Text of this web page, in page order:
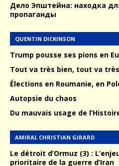
Дело Эпштейна: находка
пропаганды
QUENTIN DICKINSON
Trump pousse ses pions en
Tout va très bien, tout va
Élections en Roumanie, en
Autopsie du chaos
Du mauvais usage de
AMIRAL CHRISTIAN GIRARD
Le détroit d’Ormuz (3) :
prioritaire de la guerre d’Iran